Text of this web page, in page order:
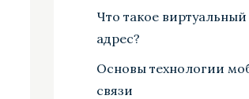
Что такое
адрес?
Основы технологии
связи